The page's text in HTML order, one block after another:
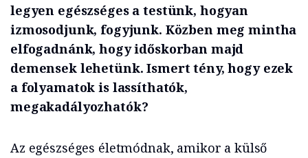
legyen egészséges a testünk, hogyan
izmosodjunk, fogyjunk. Közben meg mintha
elfogadnánk, hogy időskorban majd
demensek lehetünk. Ismert tény, hogy ezek
a folyamatok is lassíthatók,
megakadályozhatók?
Az egészséges életmódnak, amikor a külső